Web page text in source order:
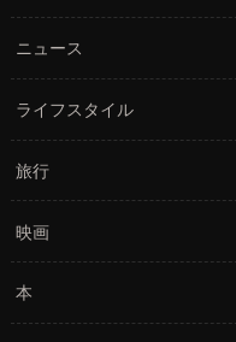
ニュース
ライフスタイル
旅行
映画
本